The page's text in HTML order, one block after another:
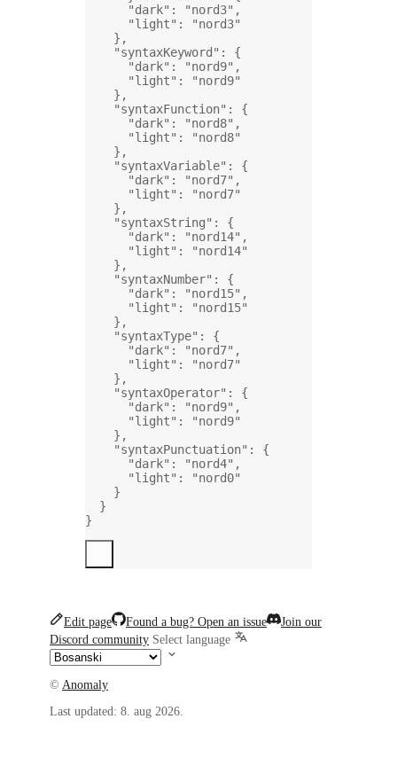
"dark" : "nord3" ,
"light" :
"nord3"
},
"syntaxKeyword" : {
"dark" : "nord9" ,
"light" :
"nord9"
},
"syntaxFunction" : {
"dark" : "nord8" ,
"light" :
"nord8"
},
"syntaxVariable" : {
"dark" : "nord7" ,
"light" :
"nord7"
},
"syntaxString" : {
"dark" : "nord14" ,
"light" :
"nord14"
},
"syntaxNumber" : {
"dark" : "nord15" ,
"light" :
"nord15"
},
"syntaxType" : {
"dark" : "nord7" ,
"light" :
"nord7"
},
"syntaxOperator" : {
"dark" : "nord9" ,
"light" :
"nord9"
},
"syntaxPunctuation" : {
"dark" : "nord4" ,
"light" :
"nord0"
}
}
}
Edit page Found a bug? Open an issue
Join our
Discord community Select language
© Anomaly
Last updated: 8. aug 2026.